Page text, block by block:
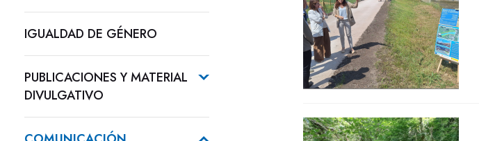
IGUALDAD DE GÉNERO
PUBLICACIONES Y MATERIAL
DIVULGATIVO